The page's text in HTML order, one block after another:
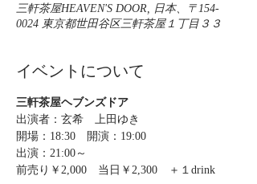
三軒茶屋HEAVEN'S DOOR, 日本、〒154-
0024 東京都世田谷区三軒茶屋１丁目３３
イベントについて
三軒茶屋ヘブンズドア
出演者：玄希　上田ゆき
開場：18:30　開演：19:00
出演：21:00～
前売り￥2,000　当日￥2,300　＋１drink